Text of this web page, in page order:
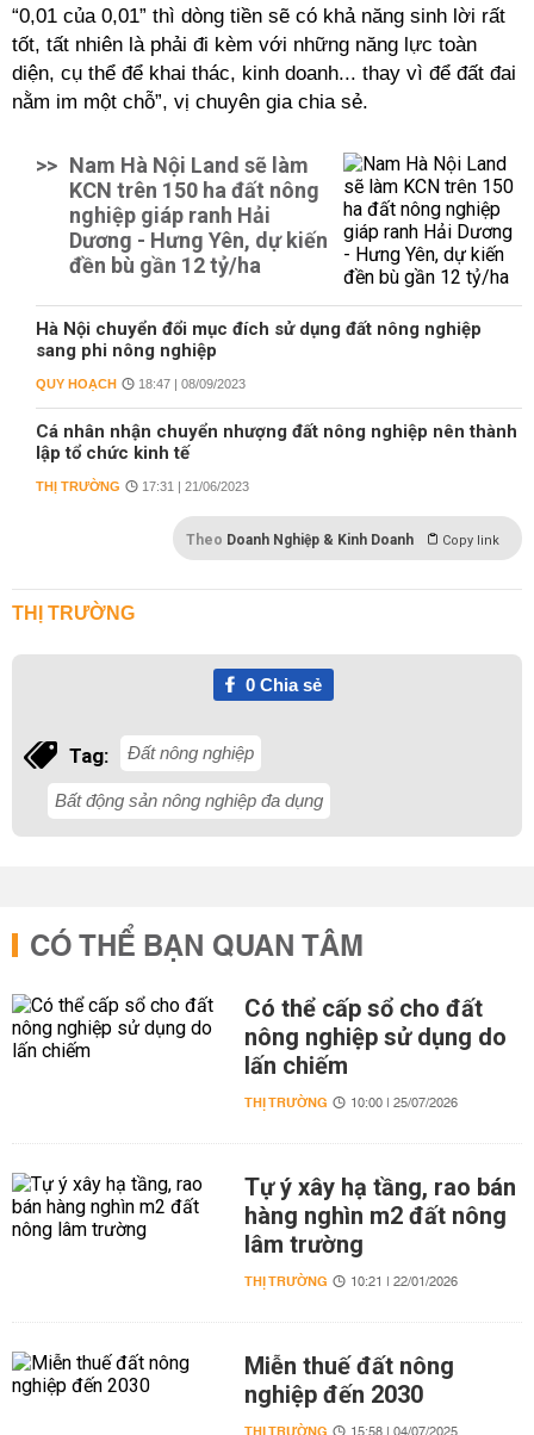
“0,01 của 0,01” thì dòng tiền sẽ có khả năng sinh lời rất
tốt, tất nhiên là phải đi kèm với những năng lực toàn
diện, cụ thể để khai thác, kinh doanh... thay vì để đất đai
nằm im một chỗ”, vị chuyên gia chia sẻ.
>> Nam Hà Nội Land sẽ làm
KCN trên 150 ha đất nông
nghiệp giáp ranh Hải
Dương - Hưng Yên, dự kiến
đền bù gần 12 tỷ/ha
Hà Nội chuyển đổi mục đích sử dụng đất nông nghiệp
sang phi nông nghiệp
QUY HOẠCH 18:47 | 08/09/2023
Cá nhân nhận chuyển nhượng đất nông nghiệp nên thành
lập tổ chức kinh tế
THỊ TRƯỜNG 17:31 | 21/06/2023
Theo Doanh Nghiệp & Kinh Doanh Copy link
THỊ TRƯỜNG
0Chia sẻ
Tag: Đất nông nghiệp
Bất động sản nông nghiệp đa dụng
CÓ THỂ BẠN QUAN TÂM
Có thể cấp sổ cho đất
nông nghiệp sử dụng do
lấn chiếm
THỊ TRƯỜNG 10:00 | 25/07/2026
Tự ý xây hạ tầng, rao bán
hàng nghìn m2 đất nông
lâm trường
THỊ TRƯỜNG 10:21 | 22/01/2026
Miễn thuế đất nông
nghiệp đến 2030